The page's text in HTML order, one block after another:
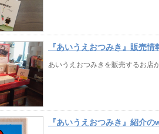
『あいうえおつみき』
あいうえおつみきを販売するお店
『あいうえおつみき』紹介